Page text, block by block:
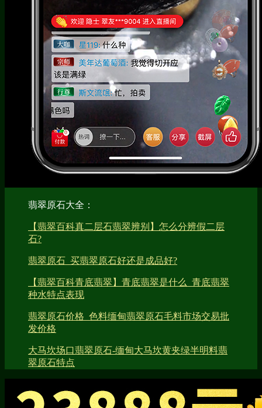
翡翠原石大全：
【翡翠百科真二层石翡翠辨别】怎么分辨假二层
石?
翡翠原石_买翡翠原石好还是成品好?
【翡翠百科青底翡翠】青底翡翠是什么_青底翡翠
种水特点表现
翡翠原石价格_色料缅甸翡翠原石毛料市场交易批
发价格
大马坎场口翡翠原石-缅甸大马坎黄夹绿半明料翡
翠原石特点